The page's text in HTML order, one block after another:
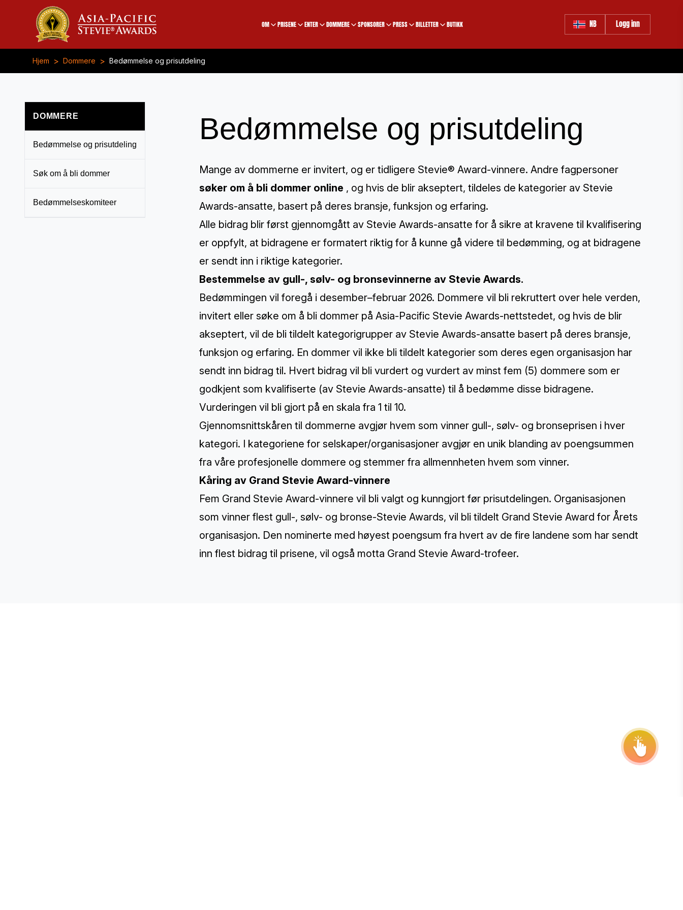
OM PRISENE ENTER DOMMERE SPONSORER PRESS BILLETTER BUTIKK NB Logg inn
Hjem > Dommere > Bedømmelse og prisutdeling
DOMMERE
Bedømmelse og prisutdeling
Søk om å bli dommer
Bedømmelseskomiteer
Bedømmelse og prisutdeling
Mange av dommerne er invitert, og er tidligere Stevie® Award-vinnere. Andre fagpersoner
søker om å bli dommer online , og hvis de blir akseptert, tildeles de kategorier av Stevie
Awards-ansatte, basert på deres bransje, funksjon og erfaring.
Alle bidrag blir først gjennomgått av Stevie Awards-ansatte for å sikre at kravene til kvalifisering
er oppfylt, at bidragene er formatert riktig for å kunne gå videre til bedømming, og at bidragene
er sendt inn i riktige kategorier.
Bestemmelse av gull-, sølv- og bronsevinnerne av Stevie Awards.
Bedømmingen vil foregå i desember–februar 2026. Dommere vil bli rekruttert over hele verden,
invitert eller søke om å bli dommer på Asia-Pacific Stevie Awards-nettstedet, og hvis de blir
akseptert, vil de bli tildelt kategorigrupper av Stevie Awards-ansatte basert på deres bransje,
funksjon og erfaring. En dommer vil ikke bli tildelt kategorier som deres egen organisasjon har
sendt inn bidrag til. Hvert bidrag vil bli vurdert og vurdert av minst fem (5) dommere som er
godkjent som kvalifiserte (av Stevie Awards-ansatte) til å bedømme disse bidragene.
Vurderingen vil bli gjort på en skala fra 1 til 10.
Gjennomsnittskåren til dommerne avgjør hvem som vinner gull-, sølv- og bronseprisen i hver
kategori. I kategoriene for selskaper/organisasjoner avgjør en unik blanding av poengsummen
fra våre profesjonelle dommere og stemmer fra allmennheten hvem som vinner.
Kåring av Grand Stevie Award-vinnere
Fem Grand Stevie Award-vinnere vil bli valgt og kunngjort før prisutdelingen. Organisasjonen
som vinner flest gull-, sølv- og bronse-Stevie Awards, vil bli tildelt Grand Stevie Award for Årets
organisasjon. Den nominerte med høyest poengsum fra hvert av de fire landene som har sendt
inn flest bidrag til prisene, vil også motta Grand Stevie Award-trofeer.